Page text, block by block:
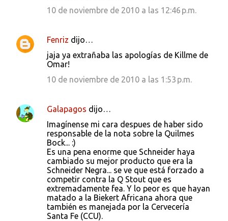
10 de noviembre de 2010 a las 12:46 p.m.
Fenriz dijo…
jaja ya extrañaba las apologías de Killme de
Omar!
10 de noviembre de 2010 a las 1:53 p.m.
Galapagos dijo…
Imagínense mi cara despues de haber sido
responsable de la nota sobre la Quilmes
Bock... :)
Es una pena enorme que Schneider haya
cambiado su mejor producto que era la
Schneider Negra... se ve que está forzado a
competir contra la Q Stout que es
extremadamente fea. Y lo peor es que hayan
matado a la Biekert Africana ahora que
también es manejada por la Cervecería
Santa Fe (CCU).